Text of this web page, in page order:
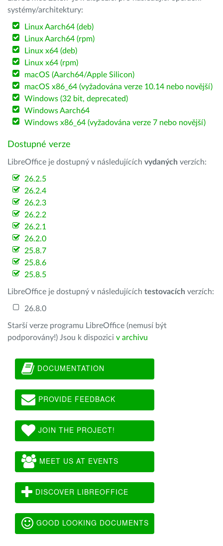
systémy/architektury:
Linux Aarch64 (deb)
Linux Aarch64 (rpm)
Linux x64 (deb)
Linux x64 (rpm)
macOS (Aarch64/Apple Silicon)
macOS x86_64 (vyžadována verze 10.14 nebo novější)
Windows (32 bit, deprecated)
Windows Aarch64
Windows x86_64 (vyžadována verze 7 nebo novější)
Dostupné verze
LibreOffice je dostupný v následujících vydaných verzích:
26.2.5
26.2.4
26.2.3
26.2.2
26.2.1
26.2.0
25.8.7
25.8.6
25.8.5
LibreOffice je dostupný v následujících testovacích verzích:
26.8.0
Starší verze programu LibreOffice (nemusí být
podporovány!) Jsou k dispozici v archivu
DOCUMENTATION
PROVIDE FEEDBACK
JOIN THE PROJECT!
MEET US AT EVENTS
DISCOVER LIBREOFFICE
GOOD LOOKING DOCUMENTS